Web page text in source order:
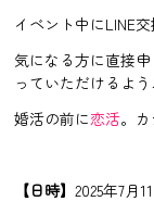
イベント中にLINE交
気になる方に直接
っていただけるよ
婚活の前に恋活。
【日時】2025年7月